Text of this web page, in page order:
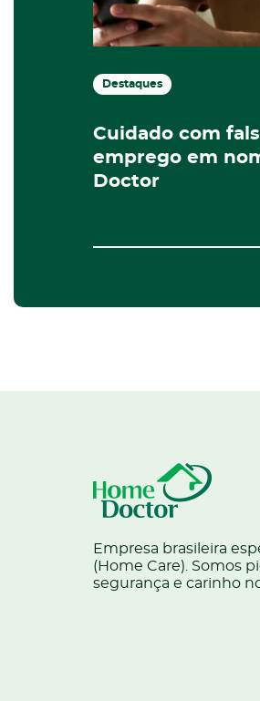
Destaques
Cuidado com
emprego em
Doctor
Empresa brasileira
(Home Care). Somos
segurança e carinho